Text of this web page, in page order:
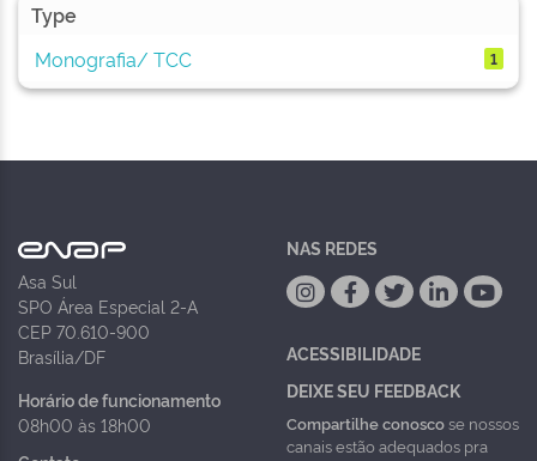
Type
Monografia/ TCC
1
Asa Sul
SPO Área Especial 2-A
CEP 70.610-900
Brasília/DF
Horário de funcionamento
08h00 às 18h00
NAS REDES
ACESSIBILIDADE
DEIXE SEU FEEDBACK
Compartilhe conoscose nossos
canais estão adequados pra